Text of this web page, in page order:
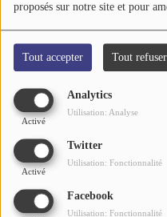
proposés sur notre site et pour
Tout accepter Tout refuser
Analytics
Activé
Utilisation: Analyse
Twitter
Activé
Utilisation: Fonctionnalité
Facebook
Utilisation: Fonctionnalité
MICHEL
Poupée